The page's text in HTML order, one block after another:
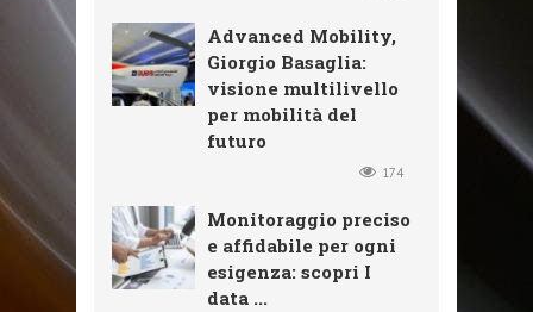
Advanced Mobility,
Giorgio Basaglia:
visione multilivello
per mobilità del
futuro
174
Monitoraggio preciso
e affidabile per ogni
esigenza: scopri I
data ...